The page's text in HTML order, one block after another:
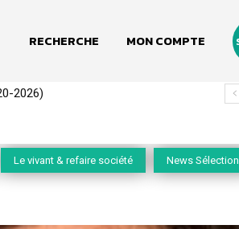
RECHERCHE MON COMPTE
2026)
Zoepolis
Le vivant & refaire société News Sélection